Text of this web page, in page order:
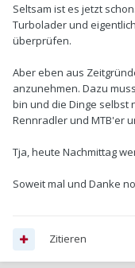
Seltsam ist es jetzt
Turbolader und
überprüfen.
Aber eben aus
anzunehmen. Dazu
bin und die Dinge selbst
Rennradler und MTB'er
Tja, heute Nachmittag
Soweit mal und Danke
Zitieren